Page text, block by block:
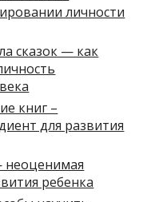
личности
сказок — как
книг –
для развития
неоценимая
ребенка